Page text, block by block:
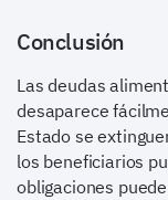
Conclusión
Las deudas
desaparece
Estado se
los beneficiarios
obligaciones